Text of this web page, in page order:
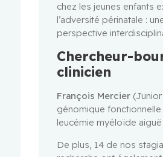
chez les jeunes enfants
l’adversité périnatale :
perspective
Chercheur-
clinicien
François Mercier
génomique fonctionnelle
leucémie myéloïde
De plus, 14 de nos